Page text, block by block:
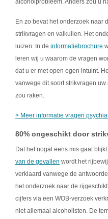
alcoholprobleem. Anders zou u
En zo bevat het onderzoek naar
strikvragen en valkuilen. Het
luizen. In de informatiebrochure
leren wij u waarom de vragen
dat u er met open ogen intuint.
vanwege dit soort strikvragen
zou raken.
> Meer informatie vragen
80% ongeschikt door
Dat het nogal eens mis gaat
van de gevallen wordt het
verklaard vanwege de
het onderzoek naar de
cijfers via een WOB-verzoek
niet allemaal alcoholisten. De